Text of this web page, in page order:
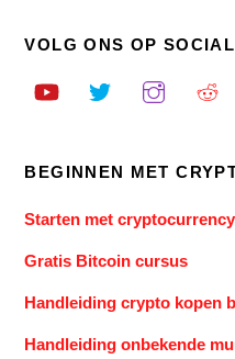
VOLG ONS OP
BEGINNEN MET
Starten met cryptocurrency
Gratis Bitcoin cursus
Handleiding crypto kopen
Handleiding onbekende